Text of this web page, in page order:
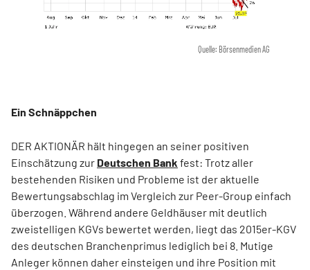
Quelle: Börsenmedien AG
Ein Schnäppchen
DER AKTIONÄR hält hingegen an seiner positiven
Einschätzung zur Deutschen Bank fest: Trotz aller
bestehenden Risiken und Probleme ist der aktuelle
Bewertungsabschlag im Vergleich zur Peer-Group einfach
überzogen. Während andere Geldhäuser mit deutlich
zweistelligen KGVs bewertet werden, liegt das 2015er-KGV
des deutschen Branchenprimus lediglich bei 8. Mutige
Anleger können daher einsteigen und ihre Position mit